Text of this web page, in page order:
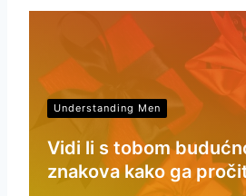
Understanding Men
Vidi li s tobom
znakova kako ga